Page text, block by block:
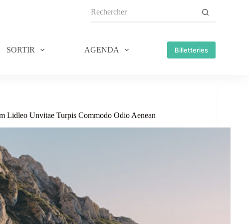
SORTIR AGENDA Billetteries
Lidleo Unvitae Turpis Commodo Odio Aenean